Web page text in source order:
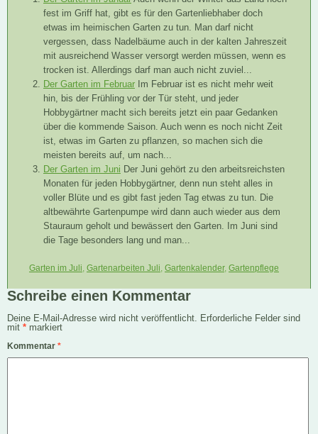
fest im Griff hat, gibt es für den Gartenliebhaber doch
etwas im heimischen Garten zu tun. Man darf nicht
vergessen, dass Nadelbäume auch in der kalten Jahreszeit
mit ausreichend Wasser versorgt werden müssen, wenn es
trocken ist. Allerdings darf man auch nicht zuviel...
Der Garten im Februar Im Februar ist es nicht mehr weit
hin, bis der Frühling vor der Tür steht, und jeder
Hobbygärtner macht sich bereits jetzt ein paar Gedanken
über die kommende Saison. Auch wenn es noch nicht Zeit
ist, etwas im Garten zu pflanzen, so machen sich die
meisten bereits auf, um nach...
Der Garten im Juni Der Juni gehört zu den arbeitsreichsten
Monaten für jeden Hobbygärtner, denn nun steht alles in
voller Blüte und es gibt fast jeden Tag etwas zu tun. Die
altbewährte Gartenpumpe wird dann auch wieder aus dem
Stauraum geholt und bewässert den Garten. Im Juni sind
die Tage besonders lang und man...
Garten im Juli, Gartenarbeiten Juli, Gartenkalender, Gartenpflege
Schreibe einen Kommentar
Deine E-Mail-Adresse wird nicht veröffentlicht. Erforderliche Felder sind
mit * markiert
Kommentar *